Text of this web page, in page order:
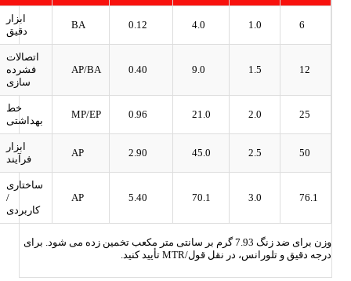
6
1.0
4.0
0.12
BA
ابزار
دقیق
12
1.5
9.0
0.40
AP/BA
اتصالات
فشرده
سازی
25
2.0
21.0
0.96
MP/EP
خط
بهداشتی
50
2.5
45.0
2.90
AP
ابزار
فرآیند
76.1
3.0
70.1
5.40
AP
ساختاری
/
کاربردی
وزن برای ضد زنگ 7.93 گرم بر سانتی متر مکعب تخمین زده می شود. برای
درجه دقیق و تلورانس، در نقل قول/MTR تأیید کنید.